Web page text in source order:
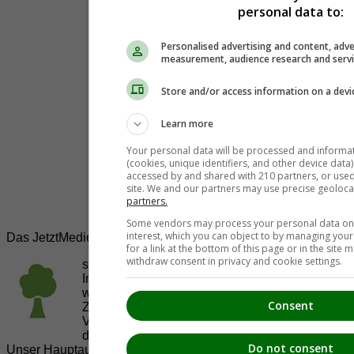
Das JetztMedien.com Medien Netzwerk
suedsteiermark.at ist eine von vielen
Internetadressen derJetztMedien.com Medien,
welche es sich zur Aufgabe gemacht hat, in
Zusammenarbeit mit regionalen Firmen,
Vereinen und Institutionen dieVielfälltigkeit
der Region Südsteiermark zu präsentieren.
Unser Hauptaugenmerk liegt dabei, der Bevölkerung einen
personal data to:
Personalised advertising and content,
measurement, audience research and
Store and/or access information on a
Learn more
Your personal data will be processed and
(cookies, unique identifiers, and other device
accessed by and shared with 210 partners, or
site. We and our partners may use precise
partners.
Some vendors may process your personal data
interest, which you can object to by managing
for a link at the bottom of this page or in the site
withdraw consent in privacy and cookie settings.
Consent
Do not consent